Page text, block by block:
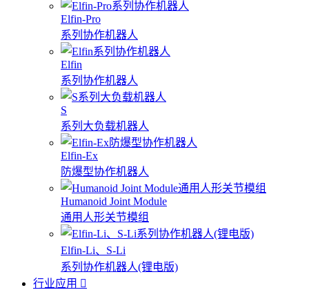
Elfin-Pro
系列协作机器人
Elfin
系列协作机器人
S
系列大负载机器人
Elfin-Ex
防爆型协作机器人
Humanoid Joint Module
通用人形关节模组
Elfin-Li、S-Li
系列协作机器人(锂电版)
行业应用